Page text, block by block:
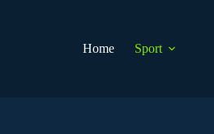
Home
Sport